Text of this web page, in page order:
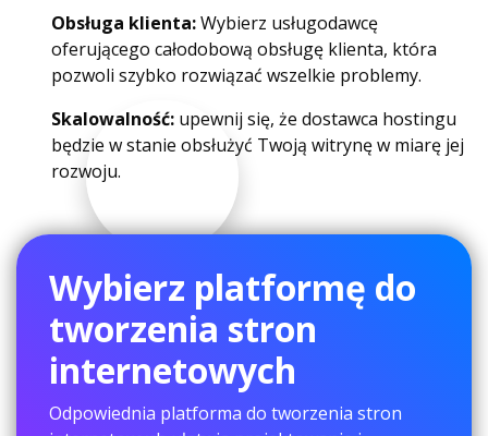
Obsługa klienta:Wybierz usługodawcę
oferującego całodobową obsługę klienta, która
pozwoli szybko rozwiązać wszelkie problemy.
Skalowalność: upewnij się, że dostawca hostingu
będzie w stanie obsłużyć Twoją witrynę w miarę jej
rozwoju.
Wybierz platformę do
tworzenia stron
internetowych
Odpowiednia platforma do tworzenia stron